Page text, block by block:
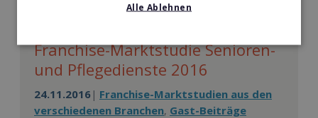
Franchise-Marktstudie Senioren-
und Pflegedienste 2016
24.11.2016 | Franchise-Marktstudien aus den
verschiedenen Branchen, Gast-Beiträge
Alle Ablehnen